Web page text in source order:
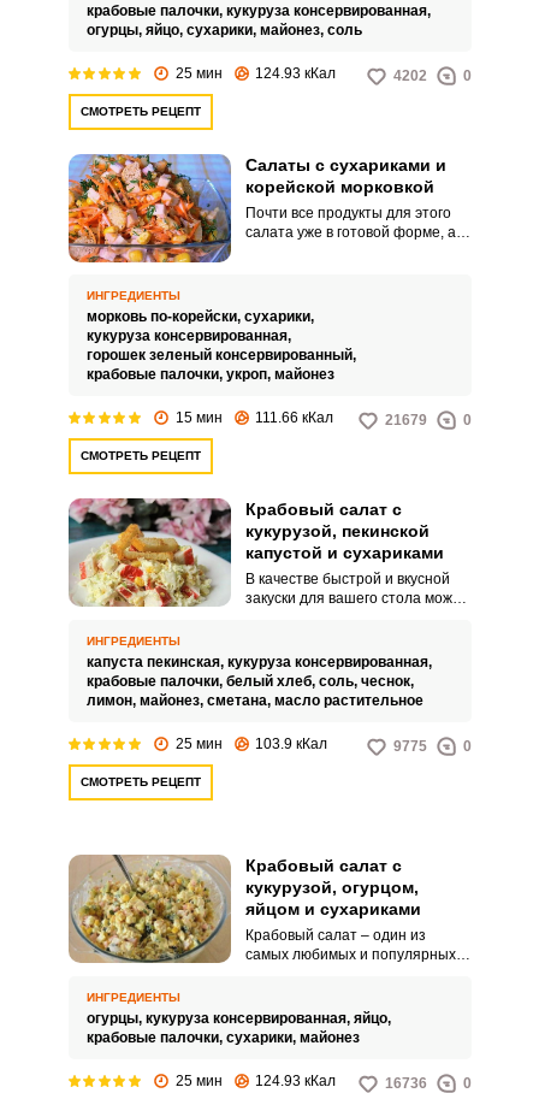
блюдо украсит не только
семейный обед, но отлично
крабовые палочки, кукуруза консервированная,
огурцы, яйцо, сухарики, майонез, соль
25 мин 124.93 кКал 4202 0
СМОТРЕТЬ РЕЦЕПТ
Салаты с сухариками и
корейской морковкой
Почти все продукты для этого
салата уже в готовой форме, а
вкусная и полезная, а сухарики
придадут блюду пикантности и
сделают его интереснее.
ИНГРЕДИЕНТЫ
морковь по-корейски, сухарики,
кукуруза консервированная,
горошек зеленый консервированный,
крабовые палочки, укроп, майонез
15 мин 111.66 кКал 21679 0
СМОТРЕТЬ РЕЦЕПТ
Крабовый салат с
кукурузой, пекинской
капустой и сухариками
В качестве быстрой и вкусной
закуски для вашего стола можно
сухариками. Яркое блюдо
подойдет также и для
праздничного меню.
ИНГРЕДИЕНТЫ
капуста пекинская, кукуруза консервированная,
крабовые палочки, белый хлеб, соль, чеснок,
лимон, майонез, сметана, масло растительное
25 мин 103.9 кКал 9775 0
СМОТРЕТЬ РЕЦЕПТ
Крабовый салат с
кукурузой, огурцом,
яйцом и сухариками
Крабовый салат – один из
самых любимых и популярных у
придать особую изюминку,
добавим немного сухариков.
ИНГРЕДИЕНТЫ
огурцы, кукуруза консервированная, яйцо,
крабовые палочки, сухарики, майонез
25 мин 124.93 кКал 16736 0